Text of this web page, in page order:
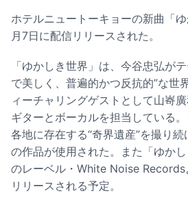
ホテルニュートーキョーの新曲「
月7日に配信リリースされた。
「ゆかしき世界」は、今谷忠弘が
で美しく、普遍的かつ反抗的”な世
ィーチャリングゲストとして山㟢
ギターとボーカルを担当している
各地に存在する“奇界遺産”を撮り
の作品が使用された。また「ゆか
のレーベル・White Noise
リリースされる予定。